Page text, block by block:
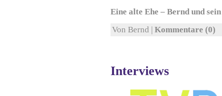
Eine alte Ehe – Bernd und
Von Bernd | Kommentare (0)
Interviews